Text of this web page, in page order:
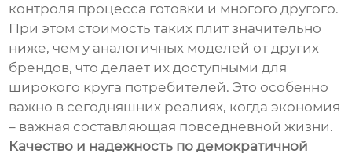
контроля процесса готовки и многого другого.
При этом стоимость таких плит значительно
ниже, чем у аналогичных моделей от других
брендов, что делает их доступными для
широкого круга потребителей. Это особенно
важно в сегодняшних реалиях, когда экономия
– важная составляющая повседневной жизни.
Качество и надежность по демократичной